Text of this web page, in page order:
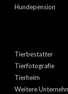
Hundepension
Tierbestatter
Tierfotografie
Tierheim
Weitere